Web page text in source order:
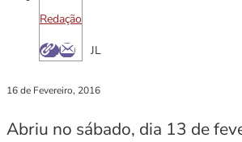
Redação
JL
16 de Fevereiro, 2016
Abriu no sábado, dia 13 de